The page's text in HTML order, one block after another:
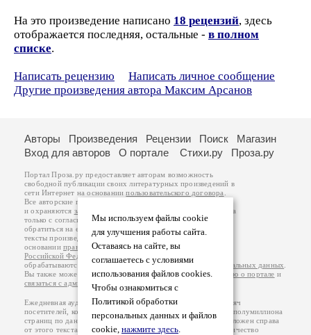
На это произведение написано 18 рецензий, здесь
отображается последняя, остальные - в полном
списке.
Написать рецензию
Написать личное сообщение
Другие произведения автора Максим Арсанов
Мы используем файлы cookie
для улучшения работы сайта.
Оставаясь на сайте, вы
соглашаетесь с условиями
использования файлов cookies.
Чтобы ознакомиться с
Политикой обработки
персональных данных и файлов
cookie, нажмите здесь.
Авторы Произведения Рецензии Поиск
Магазин
Вход для авторов
О портале Стихи.ру Проза.ру
Портал Проза.ру предоставляет авторам возможность
свободной публикации своих литературных произведений в
сети Интернет на основаниипользовательского договора
Все авторские права на произведения принадлежат авторам
и охраняются законом
. Перепечатка произведений возможна
только с согласия его автора, к которому вы можете
обратиться на его авторской странице. Ответственность за
тексты произведений авторы несут самостоятельно на
основанииправил публикацииизаконодательства
Российской Федерации
обрабатываются на основанииПолитики обработки персональных данных
Вы также можете посмотреть более подробнуюинформацию о портале и
связаться с администрацией
Ежедневная аудитория портала Проза.ру – порядка 100 тысяч
посетителей, которые в общей сумме просматривают более полумиллиона
страниц по данным счетчика посещаемости, который расположен справа
от этого текста. В каждой графе указано по две цифры: количество